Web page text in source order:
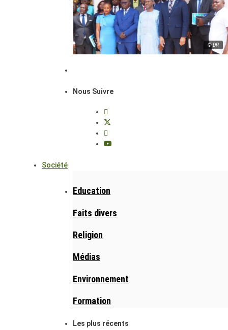
© DR
Nous Suivre
Société
Education
Faits divers
Religion
Médias
Environnement
Formation
Les plus récents